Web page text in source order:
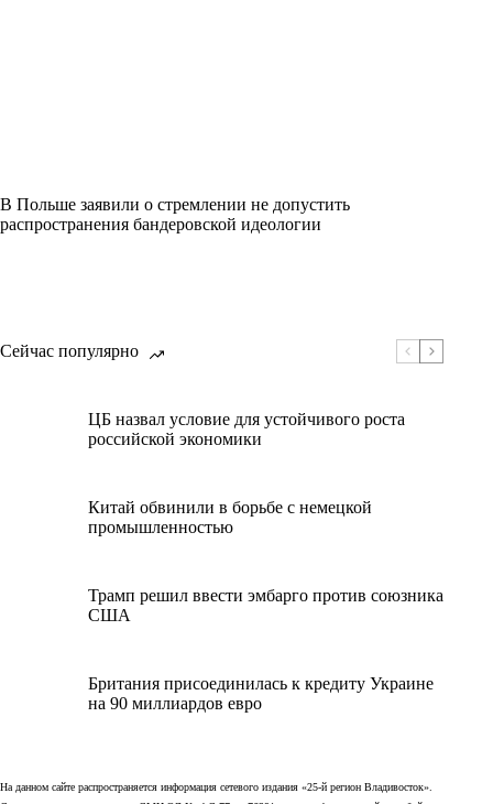
В Польше заявили о стремлении не допустить
распространения бандеровской идеологии
Сейчас популярно
ЦБ назвал условие для устойчивого роста
российской экономики
Китай обвинили в борьбе с немецкой
промышленностью
Трамп решил ввести эмбарго против союзника
США
Британия присоединилась к кредиту Украине
на 90 миллиардов евро
На данном сайте распространяется информация сетевого издания «25-й регион Владивосток».